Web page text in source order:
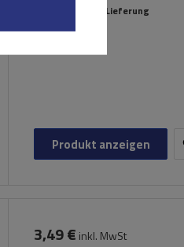
Individuelle Lieferung
Produkt anzeigen
3,49 € inkl. MwSt